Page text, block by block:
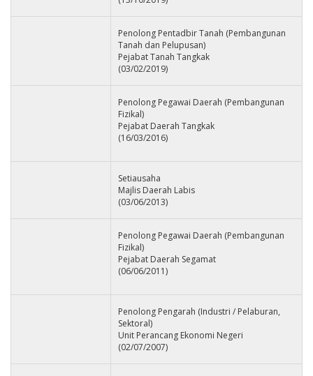
Penolong Pentadbir Tanah (Pembangunan
Tanah dan Pelupusan)
Pejabat Tanah Tangkak
(03/02/2019)
Penolong Pegawai Daerah (Pembangunan
Fizikal)
Pejabat Daerah Tangkak
(16/03/2016)
Setiausaha
Majlis Daerah Labis
(03/06/2013)
Penolong Pegawai Daerah (Pembangunan
Fizikal)
Pejabat Daerah Segamat
(06/06/2011)
Penolong Pengarah (Industri / Pelaburan,
Sektoral)
Unit Perancang Ekonomi Negeri
(02/07/2007)